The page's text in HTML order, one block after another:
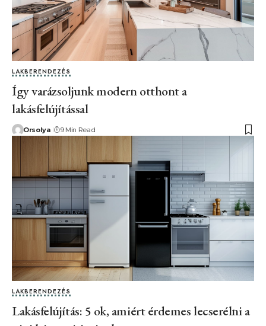
LAKBERENDEZÉS
Így varázsoljunk modern otthont a
lakásfelújítással
Orsolya 9 Min Read
LAKBERENDEZÉS
Lakásfelújítás: 5 ok, amiért érdemes lecserélni a